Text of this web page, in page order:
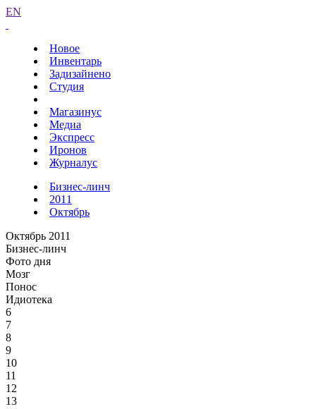
EN
Новое
Инвентарь
Задизайнено
Студия
Магазинус
Медиа
Экспресс
Иронов
Журналус
Бизнес-линч
2011
Октябрь
Октябрь 2011
Бизнес-линч
Фото дня
Мозг
Понос
Идиотека
6
7
8
9
10
11
12
13